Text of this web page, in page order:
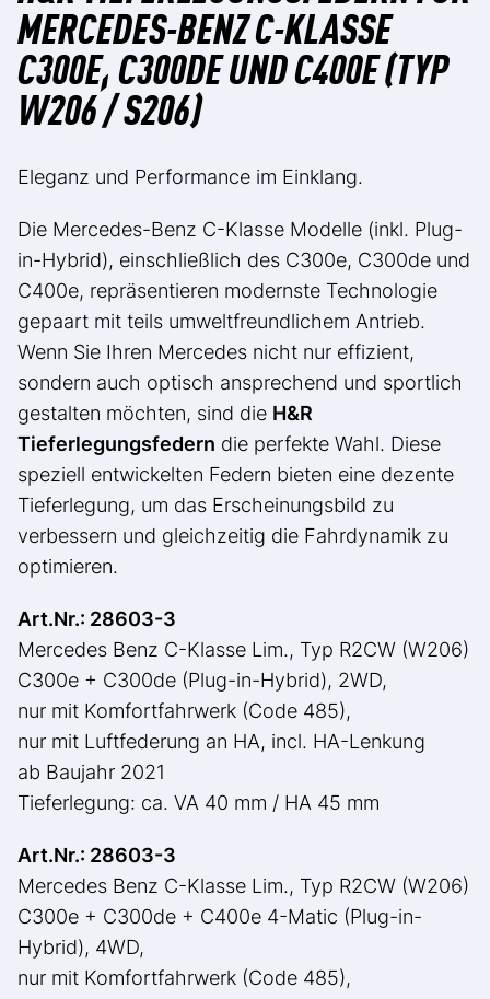
MERCEDES-BENZ C-KLASSE
C300E, C300DE UND C400E (TYP
W206 / S206)
Eleganz und Performance im Einklang.
Die Mercedes-Benz C-Klasse Modelle (inkl. Plug-
in-Hybrid), einschließlich des C300e, C300de und
C400e, repräsentieren modernste Technologie
gepaart mit teils umweltfreundlichem Antrieb.
Wenn Sie Ihren Mercedes nicht nur effizient,
sondern auch optisch ansprechend und sportlich
gestalten möchten, sind die H&R
Tieferlegungsfedern die perfekte Wahl. Diese
speziell entwickelten Federn bieten eine dezente
Tieferlegung, um das Erscheinungsbild zu
verbessern und gleichzeitig die Fahrdynamik zu
optimieren.
Art.Nr.: 28603-3
Mercedes Benz C-Klasse Lim., Typ R2CW (W206)
C300e + C300de (Plug-in-Hybrid), 2WD,
nur mit Komfortfahrwerk (Code 485),
nur mit Luftfederung an HA, incl. HA-Lenkung
ab Baujahr 2021
Tieferlegung: ca. VA 40 mm / HA 45 mm
Art.Nr.: 28603-3
Mercedes Benz C-Klasse Lim., Typ R2CW (W206)
C300e + C300de + C400e 4-Matic (Plug-in-
Hybrid), 4WD,
nur mit Komfortfahrwerk (Code 485),